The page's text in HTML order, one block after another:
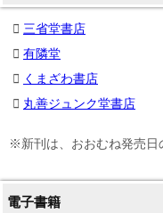
三省堂書店
有隣堂
くまざわ書店
丸善ジュンク堂書店
※新刊は、おおむね発売日
電子書籍